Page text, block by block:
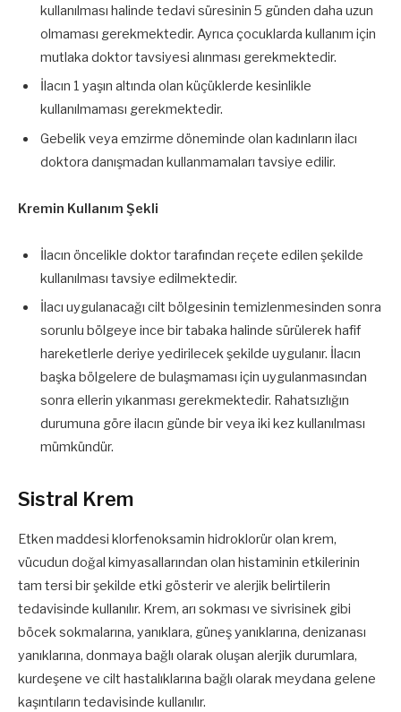
kullanılması halinde tedavi süresinin 5 günden daha uzun
olmaması gerekmektedir. Ayrıca çocuklarda kullanım için
mutlaka doktor tavsiyesi alınması gerekmektedir.
İlacın 1 yaşın altında olan küçüklerde kesinlikle
kullanılmaması gerekmektedir.
Gebelik veya emzirme döneminde olan kadınların ilacı
doktora danışmadan kullanmamaları tavsiye edilir.
Kremin Kullanım Şekli
İlacın öncelikle doktor tarafından reçete edilen şekilde
kullanılması tavsiye edilmektedir.
İlacı uygulanacağı cilt bölgesinin temizlenmesinden sonra
sorunlu bölgeye ince bir tabaka halinde sürülerek hafif
hareketlerle deriye yedirilecek şekilde uygulanır. İlacın
başka bölgelere de bulaşmaması için uygulanmasından
sonra ellerin yıkanması gerekmektedir. Rahatsızlığın
durumuna göre ilacın günde bir veya iki kez kullanılması
mümkündür.
Sistral Krem
Etken maddesi klorfenoksamin hidroklorür olan krem,
vücudun doğal kimyasallarından olan histaminin etkilerinin
tam tersi bir şekilde etki gösterir ve alerjik belirtilerin
tedavisinde kullanılır. Krem, arı sokması ve sivrisinek gibi
böcek sokmalarına, yanıklara, güneş yanıklarına, denizanası
yanıklarına, donmaya bağlı olarak oluşan alerjik durumlara,
kurdeşene ve cilt hastalıklarına bağlı olarak meydana gelene
kaşıntıların tedavisinde kullanılır.